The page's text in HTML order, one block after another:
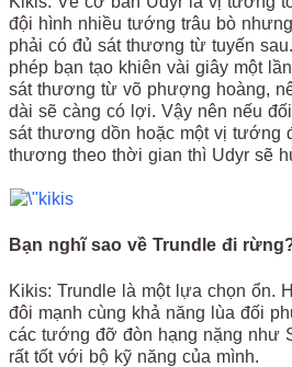
đội hình nhiều tướng trâu bò
phải có đủ sát thương từ tuyến
phép bạn tạo khiên vài giây một
sát thương từ võ phượng hoàng,
dài sẽ càng có lợi. Vậy nên nếu
sát thương dồn hoặc một vị tướng
thương theo thời gian thì Udyr sẽ
Bạn nghĩ sao về Trundle đi
Kikis: Trundle là một lựa chọn ổn.
đôi mạnh cùng khả năng lùa đối
các tướng đỡ đòn hạng nặng như
rất tốt với bộ kỹ năng của mình.